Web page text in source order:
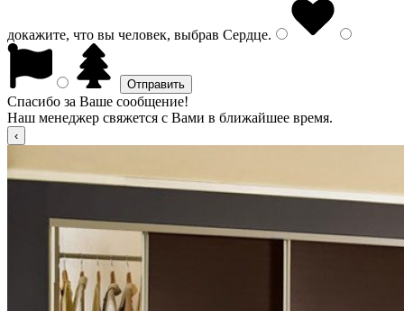
докажите, что вы человек, выбрав Сердце.
Спасибо за Ваше сообщение!
Наш менеджер свяжется с Вами в ближайшее время.